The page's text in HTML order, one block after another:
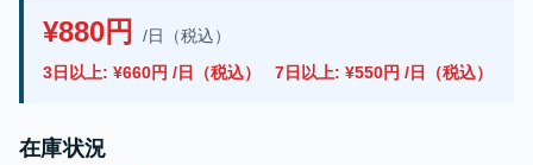
¥880円
/日（税込）
3日以上: ¥660円 /日（税込）
7日以上: ¥550円 /日（税込）
在庫状況